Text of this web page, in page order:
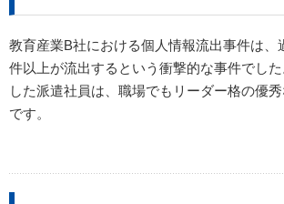
教育産業B社における個人情報流出事件は、
件以上が流出するという衝撃的な事件でし
した派遣社員は、職場でもリーダー格の優
です。